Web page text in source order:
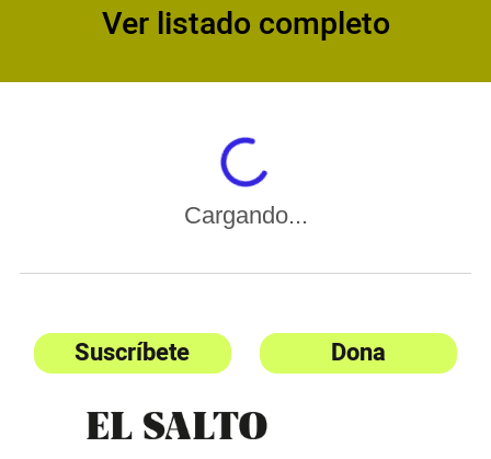
Ver listado completo
Cargando...
Suscríbete Dona